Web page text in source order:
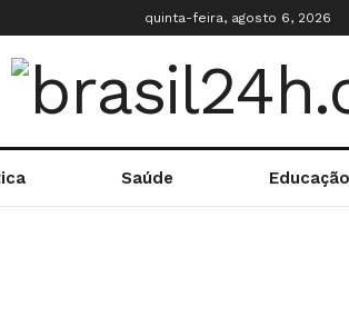
quinta-feira, agosto 6, 2026
Saúde Educação